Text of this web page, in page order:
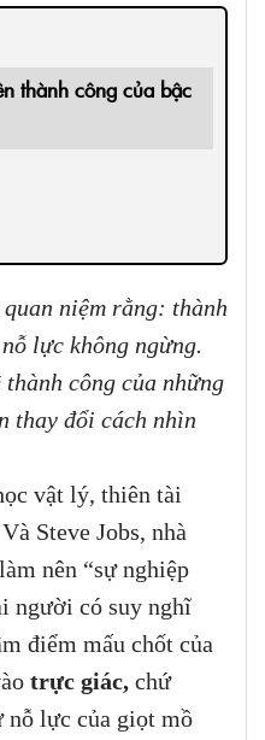
thành công của bậc
niệm rằng: thành
lực không ngừng.
công của những
thay đổi cách nhìn
vật lý, thiên tài
Steve Jobs, nhà
nên “sự nghiệp
người có suy nghĩ
điểm mấu chốt của
trực giác, chứ
nỗ lực của giọt mồ